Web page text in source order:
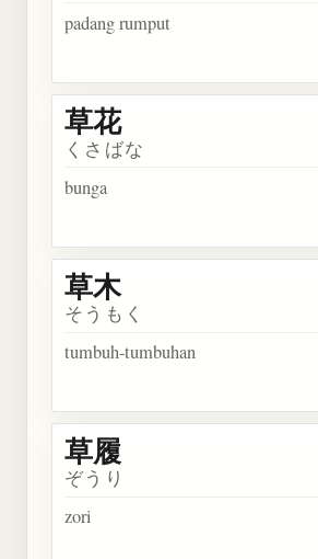
padang rumput
草花
くさばな
bunga
草木
そうもく
tumbuh-tumbuhan
草履
ぞうり
zori